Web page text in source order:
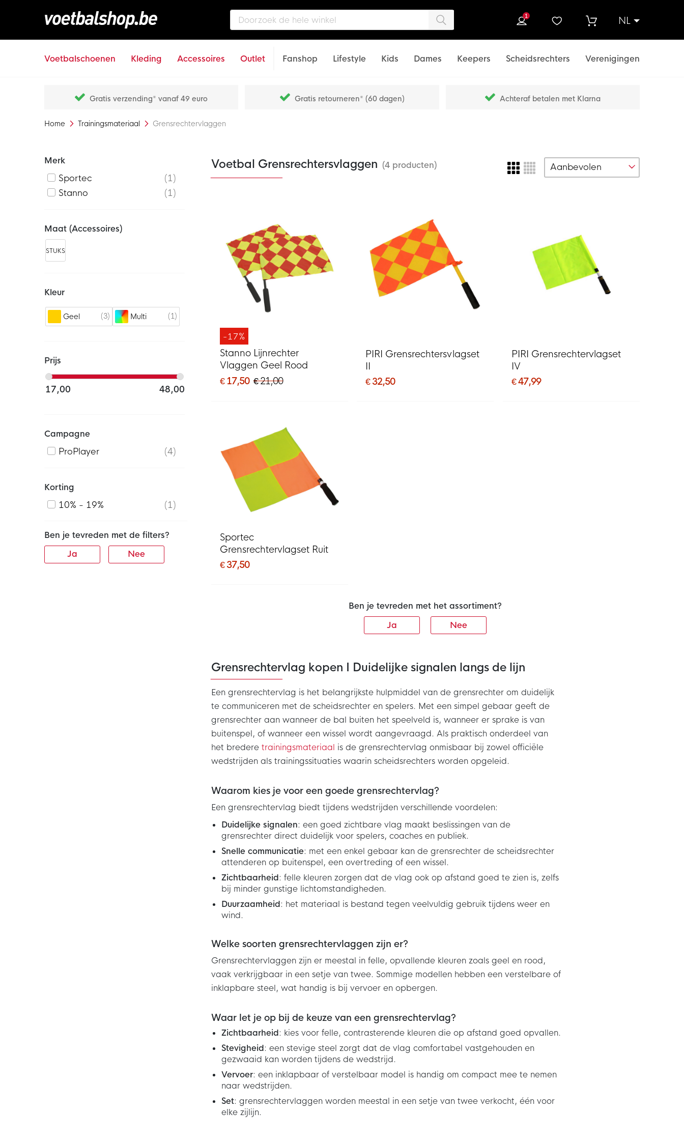
NL
1
Voetbalschoenen Kleding Accessoires Outlet Fanshop Lifestyle Kids Dames Keepers Scheidsrechters Verenigingen
Gratis verzending* vanaf 49 euro Gratis retourneren* (60 dagen) Achteraf betalen met Klarna
Home Trainingsmateriaal Grensrechtervlaggen
Voetbal Grensrechtersvlaggen (4 producten)
-17%
Stanno Lijnrechter
Vlaggen Geel Rood
€ 17,50 € 21,00
PIRI Grensrechtersvlagset
€ 32,50
PIRI Grensrechtervlagset
IV
€ 47,99
Sportec
Grensrechtervlagset Ruit
€ 37,50
Ben je tevreden met het assortiment?
Ja
Nee
Grensrechtervlag kopen I Duidelijke signalen langs de lijn
Een grensrechtervlag is het belangrijkste hulpmiddel van de grensrechter om duidelijk
te communiceren met de scheidsrechter en spelers. Met een simpel gebaar geeft de
grensrechter aan wanneer de bal buiten het speelveld is, wanneer er sprake is van
buitenspel, of wanneer een wissel wordt aangevraagd. Als praktisch onderdeel van
het bredere trainingsmateriaal is de grensrechtervlag onmisbaar bij zowel officiële
wedstrijden als trainingssituaties waarin scheidsrechters worden opgeleid.
Waarom kies je voor een goede grensrechtervlag?
Een grensrechtervlag biedt tijdens wedstrijden verschillende voordelen:
Duidelijke signalen: een goed zichtbare vlag maakt beslissingen van de
grensrechter direct duidelijk voor spelers, coaches en publiek.
Snelle communicatie: met een enkel gebaar kan de grensrechter de scheidsrechter
attenderen op buitenspel, een overtreding of een wissel.
Zichtbaarheid: felle kleuren zorgen dat de vlag ook op afstand goed te zien is, zelfs
bij minder gunstige lichtomstandigheden.
Duurzaamheid: het materiaal is bestand tegen veelvuldig gebruik tijdens weer en
wind.
Welke soorten grensrechtervlaggen zijn er?
Grensrechtervlaggen zijn er meestal in felle, opvallende kleuren zoals geel en rood,
vaak verkrijgbaar in een setje van twee. Sommige modellen hebben een verstelbare of
inklapbare steel, wat handig is bij vervoer en opbergen.
Waar let je op bij de keuze van een grensrechtervlag?
Zichtbaarheid: kies voor felle, contrasterende kleuren die op afstand goed opvallen.
Stevigheid: een stevige steel zorgt dat de vlag comfortabel vastgehouden en
gezwaaid kan worden tijdens de wedstrijd.
Vervoer: een inklapbaar of verstelbaar model is handig om compact mee te nemen
naar wedstrijden.
Set: grensrechtervlaggen worden meestal in een setje van twee verkocht, één voor
elke zijlijn.
Merk
Sportec
1
Stanno
1
Maat (accessoires)
STUKS
Kleur
Geel 3 Multi 1
Prijs
17,00 48,00
Campagne
ProPlayer
4
Korting
10% - 19%
1
Ben je tevreden met de filters?
Ja
Nee